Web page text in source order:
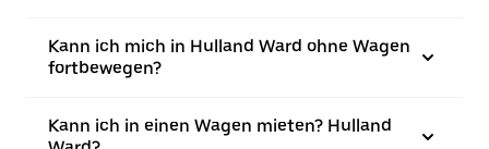
Kann ich mich in Hulland Ward ohne Wagen
fortbewegen?
Kann ich in einen Wagen mieten? Hulland